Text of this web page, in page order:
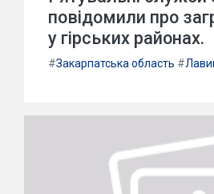
повідомили про
у гірських районах.
#Закарпатська область #